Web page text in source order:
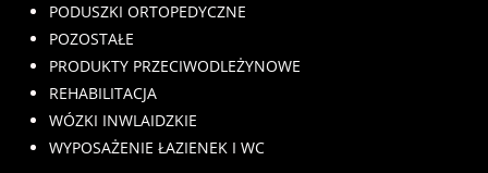
PODUSZKI ORTOPEDYCZNE
POZOSTAŁE
PRODUKTY PRZECIWODLEŻYNOWE
REHABILITACJA
WÓZKI INWLAIDZKIE
WYPOSAŻENIE ŁAZIENEK I WC